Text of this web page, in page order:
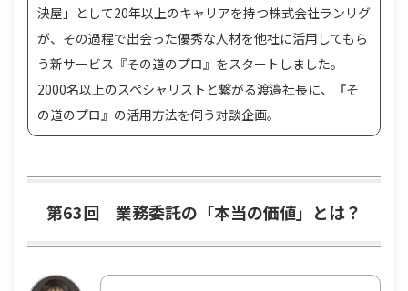
決屋」として20年以上のキャリアを持つ株式会社ランリグ
が、その過程で出会った優秀な人材を他社に活用してもら
う新サービス『その道のプロ』をスタートしました。
2000名以上のスペシャリストと繋がる渡邉社長に、『そ
の道のプロ』の活用方法を伺う対談企画。
第63回 業務委託の「本当の価値」とは？